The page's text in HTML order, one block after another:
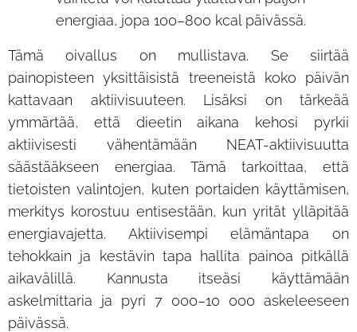
energiaa, jopa 100–800 kcal päivässä.
Tämä oivallus on mullistava. Se siirtää
painopisteen yksittäisistä treeneistä koko päivän
kattavaan aktiivisuuteen. Lisäksi on tärkeää
ymmärtää, että dieetin aikana kehosi pyrkii
aktiivisesti vähentämään NEAT-aktiivisuutta
säästääkseen energiaa. Tämä tarkoittaa, että
tietoisten valintojen, kuten portaiden käyttämisen,
merkitys korostuu entisestään, kun yrität ylläpitää
energiavajetta. Aktiivisempi elämäntapa on
tehokkain ja kestävin tapa hallita painoa pitkällä
aikavälillä. Kannusta itseäsi käyttämään
askelmittaria ja pyri 7 000–10 000 askeleeseen
päivässä.